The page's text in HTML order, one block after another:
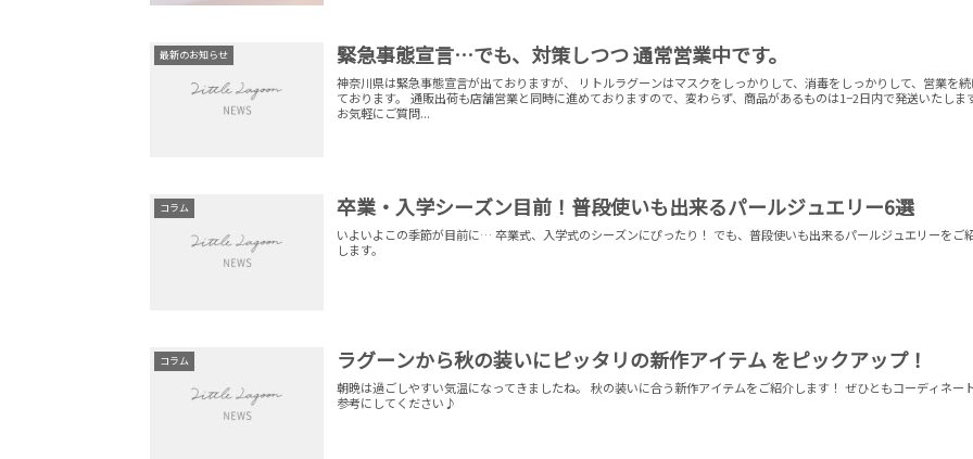
最新のお知らせ 緊急事態宣言…でも、対策しつつ 通常営業中です。
神奈川県は緊急事態宣言が出ておりますが、 リトルラグーンはマスクをしっかりして、消毒をしっかりして、営業を続
ております。 通販出荷も店舗営業と同時に進めておりますので、変わらず、商品があるものは1−2日内で発送いたします
お気軽にご質問...
コラム 卒業・入学シーズン目前！普段使いも出来るパールジュエリー6選
いよいよこの季節が目前に… 卒業式、入学式のシーズンにぴったり！ でも、普段使いも出来るパールジュエリーをご
します。
コラム ラグーンから秋の装いにピッタリの新作アイテム をピックアップ！
朝晩は過ごしやすい気温になってきましたね。 秋の装いに合う新作アイテムをご紹介します！ ぜひともコーディネー
参考にしてください♪